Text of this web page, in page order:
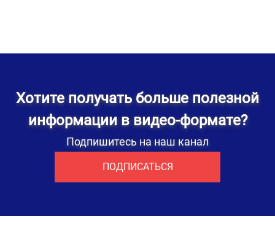
Хотите получать больше полезной
информации в видео-формате?
Подпишитесь на наш канал
ПОДПИСАТЬСЯ